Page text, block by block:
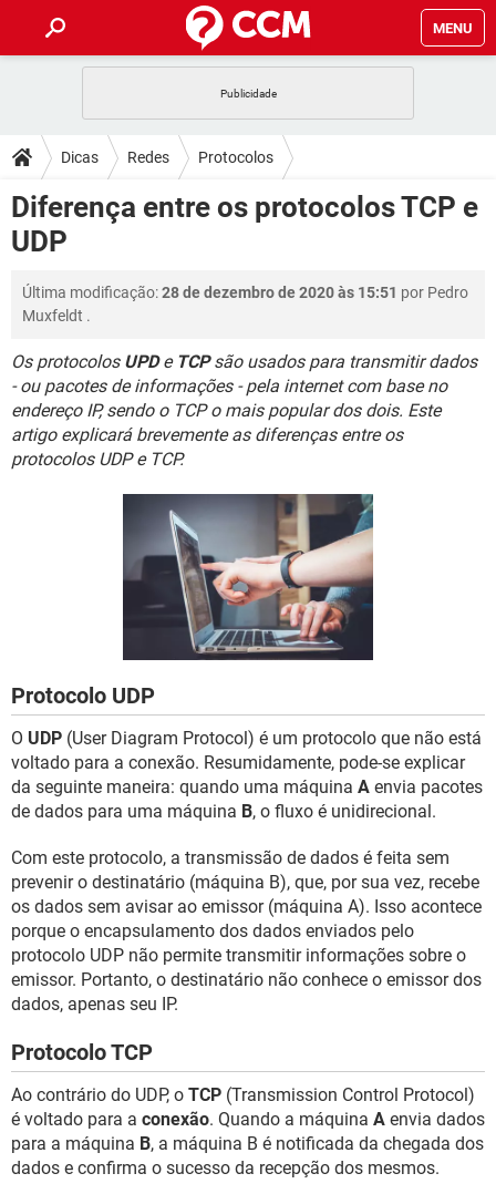
MENU
CELULAR FACEBOOK
OUTLOOK EXCEL
INSTAGRAM
DICAS
JOGOS WHATSAPP
CELULAR FACEBOOK
INSTAGRAM GMAIL
DOWNLOADS
JOGOS
OUTLOOK
INSTAGRAM GMAIL
GUIA DE COMPRAS
FÓRUM
JOGOS WHATSAPP
OUTLOOK EXCEL
INSTAGRAM GMAIL
GUIA DE COMPRAS
GLOSSÁRIO
JOGOS WHATSAPP
CELULAR FACEBOOK
OUTLOOK EXCEL
INSTAGRAM
Dicas Redes Protocolos
Diferença entre os protocolos TCP e
UDP
Última modificação:28 de dezembro de 2020 às 15:51 por Pedro
Muxfeldt .
Os protocolos UPDe TCPsão usados para transmitir dados
- ou pacotes de informações - pela internet com base no
endereço IP, sendo o TCP o mais popular dos dois. Este
artigo explicará brevemente as diferenças entre os
protocolos UDP e TCP.
Protocolo UDP
O UDP (User Diagram Protocol) é um protocolo que não está
voltado para a conexão. Resumidamente, pode-se explicar
da seguinte maneira: quando uma máquina A envia pacotes
de dados para uma máquina B, o fluxo é unidirecional.
Com este protocolo, a transmissão de dados é feita sem
prevenir o destinatário (máquina B), que, por sua vez, recebe
os dados sem avisar ao emissor (máquina A). Isso acontece
porque o encapsulamento dos dados enviados pelo
protocolo UDP não permite transmitir informações sobre o
emissor. Portanto, o destinatário não conhece o emissor dos
dados, apenas seu IP.
Protocolo TCP
Ao contrário do UDP, o TCP (Transmission Control Protocol)
é voltado para a conexão. Quando a máquina A envia dados
para a máquina B, a máquina B é notificada da chegada dos
dados e confirma o sucesso da recepção dos mesmos.